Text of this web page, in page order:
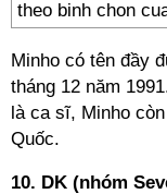
Minho có tên đầy
tháng 12 năm
là ca sĩ, Minho
Quốc.
10. DK (nhóm